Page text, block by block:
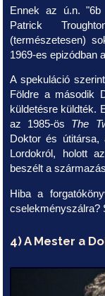
Ennek az ú.n. "6b
Patrick
(természetesen)
1969-es epizódban
A spekuláció
Földre a második
küldetésre küldték.
az 1985-ös The
Doktor és
Lordokról, holott
beszélt a
Hiba a
cselekményszálra?
4) A Mester a